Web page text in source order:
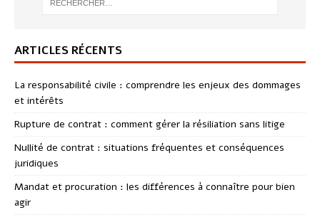
ARTICLES RÉCENTS
La responsabilité civile : comprendre les enjeux des dommages
et intérêts
Rupture de contrat : comment gérer la résiliation sans litige
Nullité de contrat : situations fréquentes et conséquences
juridiques
Mandat et procuration : les différences à connaître pour bien
agir